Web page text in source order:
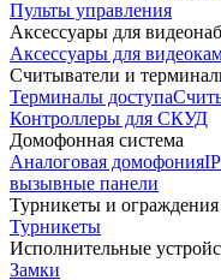
Пульты управления
Аксессуары для
Аксессуары для
Считыватели и
Терминалы доступа
Контроллеры для СКУД
Домофонная система
Аналоговая домофония
вызывные панели
Турникеты и ограждения
Турникеты
Исполнительные
Замки